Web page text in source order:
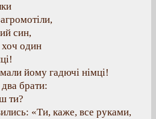
син,
хоч один
йому гадючі німці!
брати:
ти?
«Ти, каже, все руками,